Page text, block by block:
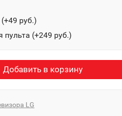
49 руб.)
пульта (+249 руб.)
Добавить в корзину
LG